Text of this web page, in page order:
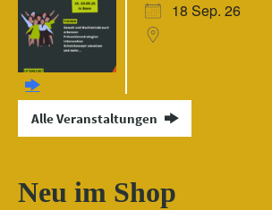
18 Sep. 26
Alle Veranstaltungen
Neu im Shop